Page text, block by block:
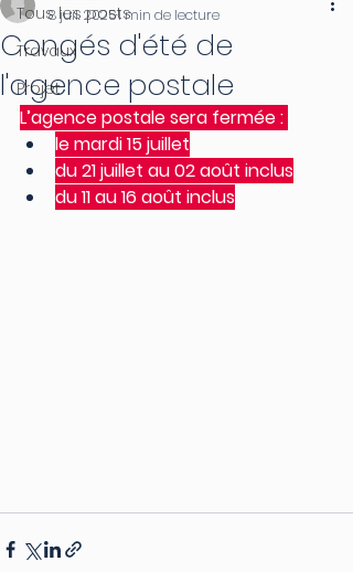
Tous les posts
Travaux
Projet
Congés d'été de
l'agence postale
8 juil. 20251 min de lecture
L’agence postale sera fermée :
le mardi 15 juillet
du 21 juillet au 02 août inclus
du 11 au 16 août inclus